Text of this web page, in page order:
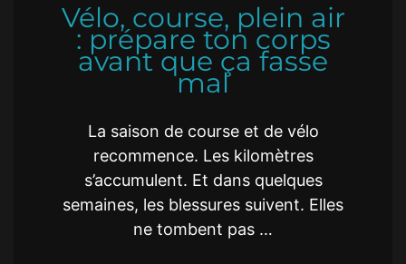
Vélo, course, plein air
: prépare ton corps
avant que ça fasse
mal
La saison de course et de vélo
recommence. Les kilomètres
s’accumulent. Et dans quelques
semaines, les blessures suivent. Elles
ne tombent pas …